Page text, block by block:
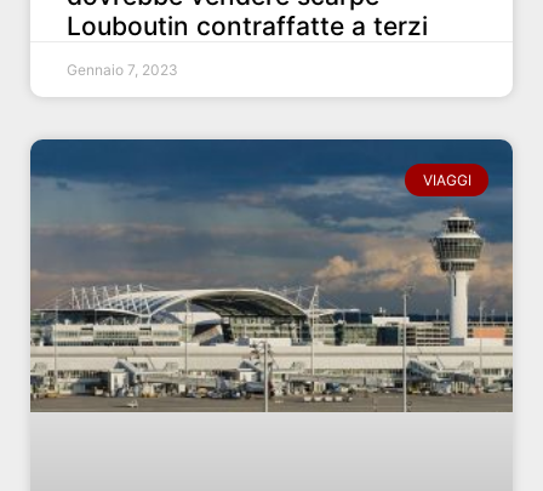
Louboutin contraffatte a terzi
Gennaio 7, 2023
VIAGGI